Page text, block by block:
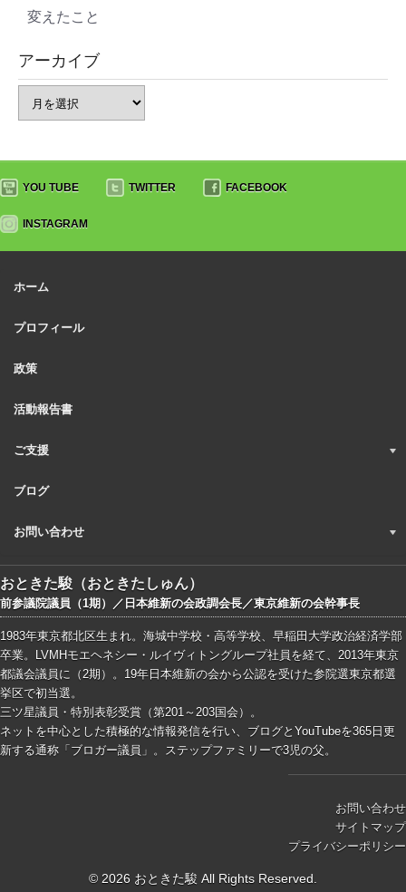
変えたこと
アーカイブ
YOU TUBE TWITTER FACEBOOK
INSTAGRAM
ホーム
プロフィール
政策
活動報告書
ご支援
ブログ
お問い合わせ
おときた駿（おときたしゅん）
前参議院議員（1期）／日本維新の会政調会長／東京維新の会幹事長
1983年東京都北区生まれ。海城中学校・高等学校、早稲田大学政治経済学部
卒業。LVMHモエヘネシー・ルイヴィトングループ社員を経て、2013年東京
都議会議員に（2期）。19年日本維新の会から公認を受けた参院選東京都選
挙区で初当選。
三ツ星議員・特別表彰受賞（第201～203国会）。
ネットを中心とした積極的な情報発信を行い、ブログとYouTubeを365日更
新する通称「ブロガー議員」。ステップファミリーで3児の父。
お問い合わせ
サイトマップ
プライバシーポリシー
© 2026 おときた駿 All Rights Reserved.